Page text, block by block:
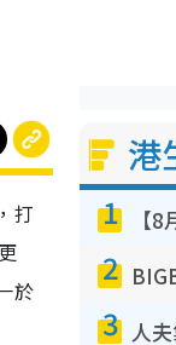
打
於
港
1
2
3